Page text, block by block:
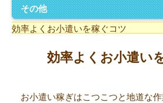
その他
効率よくお小遣いを稼ぐコツ
効率よく お小遣い
お小遣い稼ぎはこつこつと地道な